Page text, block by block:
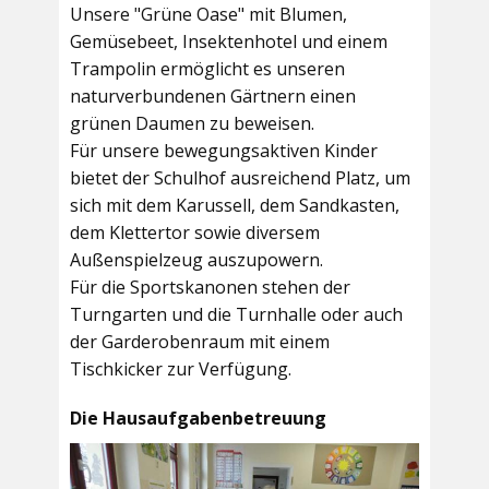
Unsere "Grüne Oase" mit Blumen,
Gemüsebeet, Insektenhotel und einem
Trampolin ermöglicht es unseren
naturverbundenen Gärtnern einen
grünen Daumen zu beweisen.
Für unsere bewegungsaktiven Kinder
bietet derSchulhofausreichend Platz, um
sich mit dem Karussell, dem Sandkasten,
dem Klettertor sowie diversem
Außenspielzeug auszupowern.
Für die Sportskanonen stehen der
Turngarten und die Turnhalle oder auch
derGarderobenraum mit einem
Tischkicker zur Verfügung.
Die Hausaufgabenbetreuung